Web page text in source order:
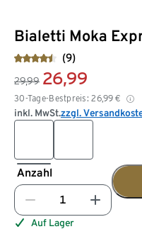
Bialetti Moka
(9)
29,99 26,99
30-Tage-Bestpreis: 26,99 €
inkl. MwSt.zzgl.
Anzahl
Auf Lager